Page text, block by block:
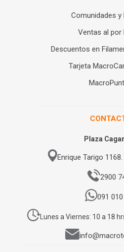
Comunidades y
Ventas al por
Descuentos en
Tarjeta
Plaza
Enrique Tarigo
2900
091 010
Lunes a Viernes: 10 a 18